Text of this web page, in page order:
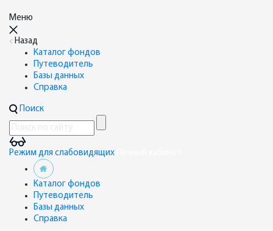
Меню
Назад
Каталог фондов
Путеводитель
Базы данных
Справка
Поиск
Режим для слабовидящих
Каталог фондов
Путеводитель
Базы данных
Справка